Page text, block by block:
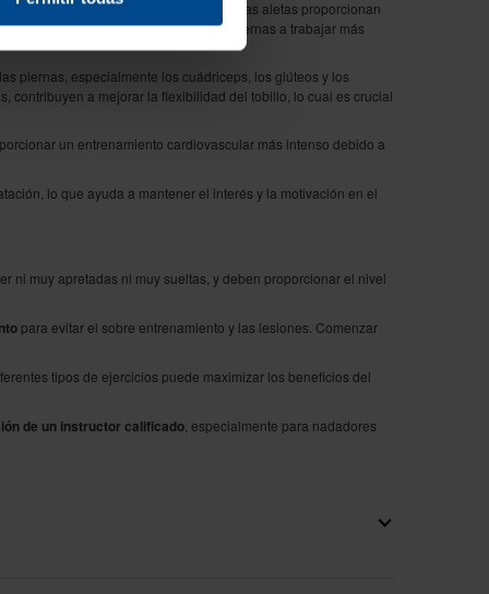
y su posición en el agua, ya que las aletas proporcionan
aletas obligan a los músculos de las piernas a trabajar más
piernas, especialmente los cuádriceps, los glúteos y los
contribuyen a mejorar la flexibilidad del tobillo, lo cual es crucial
un entrenamiento cardiovascular más intenso debido a
lo que ayuda a mantener el interés y la motivación en el
ni muy apretadas ni muy sueltas, y deben proporcionar el nivel
para evitar el sobre entrenamiento y las lesiones. Comenzar
tipos de ejercicios puede maximizar los beneficios del
de un instructor calificado, especialmente para nadadores